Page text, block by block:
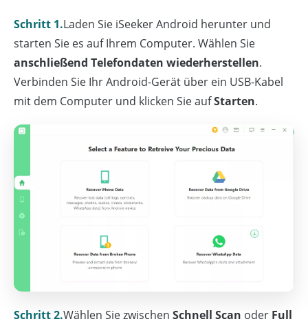
Schritt 1.Laden Sie iSeeker Android herunter und
starten Sie es auf Ihrem Computer. Wählen Sie
anschließend Telefondaten wiederherstellen.
Verbinden Sie Ihr Android-Gerät über ein USB-Kabel
mit dem Computer und klicken Sie aufStarten.
Schritt 2.Wählen Sie zwischen Schnell Scan oder Full